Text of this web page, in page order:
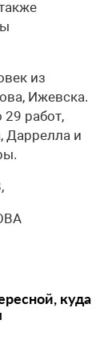
из
Ижевска.
работ,
Даррелла и
куда